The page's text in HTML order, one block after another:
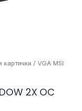
картички / VGA MSI
2X OC